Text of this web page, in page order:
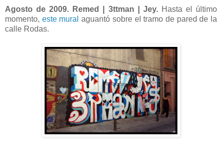
Agosto de 2009. Remed | 3ttman | Jey.Hasta el último
momento, este mural aguantó sobre el tramo de pared de la
calle Rodas.